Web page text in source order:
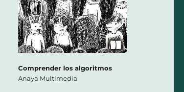
Comprender los algoritmos
Anaya Multimedia